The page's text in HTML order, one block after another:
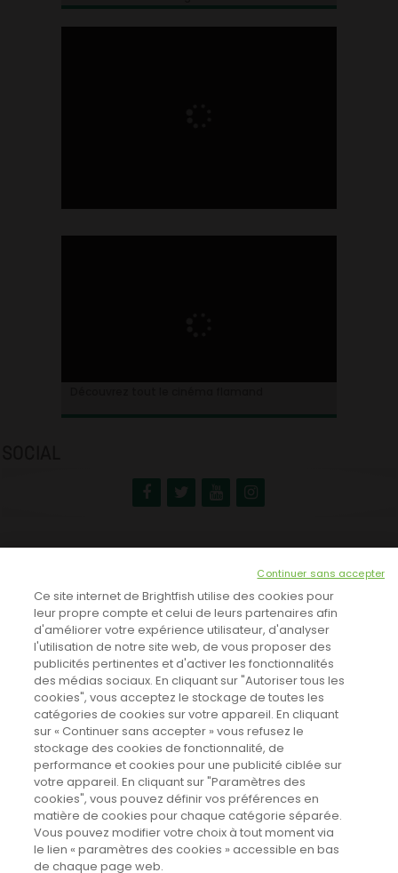
TOUTES LES NEWS
CINEVOX SUR FACEBOOK
Ce site internet de Brightfish utilise des cookies pour
leur propre compte et celui de leurs partenaires afin
d'améliorer votre expérience utilisateur, d'analyser
l'utilisation de notre site web, de vous proposer des
publicités pertinentes et d'activer les fonctionnalités
des médias sociaux. En cliquant sur "Autoriser tous les
cookies", vous acceptez le stockage de toutes les
catégories de cookies sur votre appareil. En cliquant
sur « Continuer sans accepter » vous refusez le
stockage des cookies de fonctionnalité, de
performance et cookies pour une publicité ciblée sur
votre appareil. En cliquant sur "Paramètres des
cookies", vous pouvez définir vos préférences en
matière de cookies pour chaque catégorie séparée.
Vous pouvez modifier votre choix à tout moment via
le lien « paramètres des cookies » accessible en bas
de chaque page web.
Continuer sans accepter